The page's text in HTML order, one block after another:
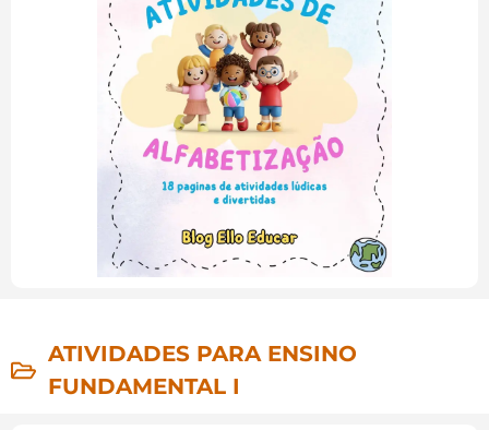
ATIVIDADES PARA ENSINO
FUNDAMENTAL I